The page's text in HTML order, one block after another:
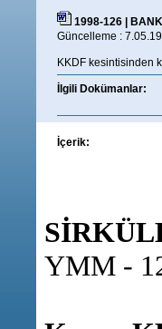
1998-126 |
Güncelleme :
KKDF kesintisinden
İlgili Dokümanlar:
İçerik: